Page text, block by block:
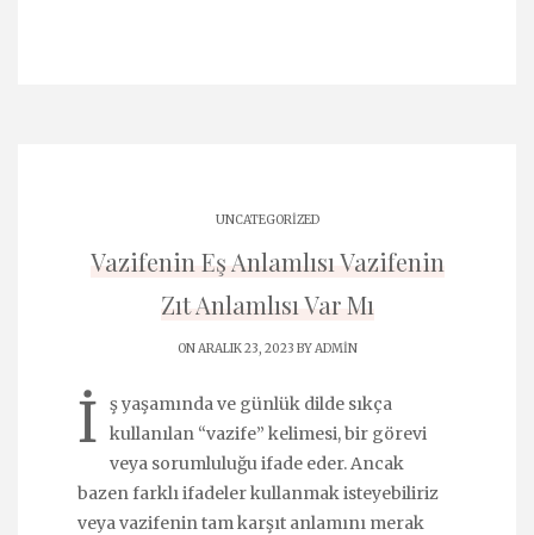
UNCATEGORIZED
Vazifenin Eş Anlamlısı Vazifenin
Zıt Anlamlısı Var Mı
ON ARALIK 23, 2023 BYADMIN
İ
ş yaşamında ve günlük dilde sıkça
kullanılan “vazife” kelimesi, bir görevi
veya sorumluluğu ifade eder. Ancak
bazen farklı ifadeler kullanmak isteyebiliriz
veya vazifenin tam karşıt anlamını merak